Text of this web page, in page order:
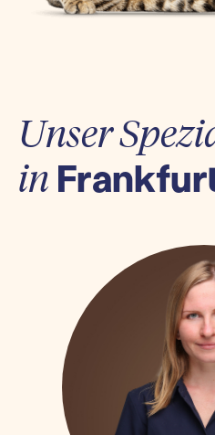
Unser
in